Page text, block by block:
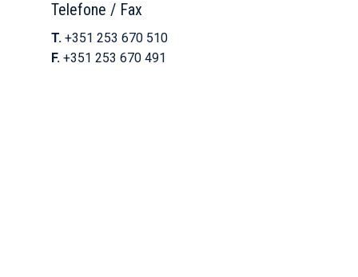
Telefone / Fax
T. +351 253 670 510
F. +351 253 670 491